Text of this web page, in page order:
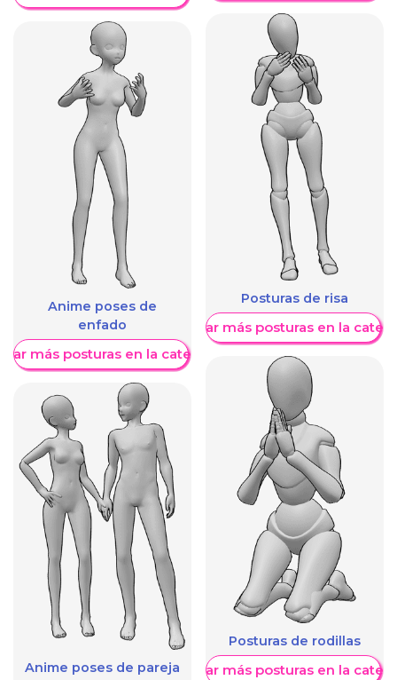
Anime poses de
enfado
más posturas en la categoría
Anime poses de pareja
Posturas de risa
Mostrar más posturas en la
Posturas de rodillas
Mostrar más posturas en la